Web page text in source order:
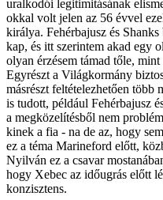
uralkodói legitimitásának
okkal volt jelen az 56 évvel
királya. Fehérbajusz és Shanks
kap, és itt szerintem akad egy
olyan érzésem támad tőle,
Egyrészt a Világkormány
másrészt feltételezhetően több
is tudott, például Fehérbajusz
a megközelítésből nem
kinek a fia - na de az, hogy
ez a téma Marineford előtt,
Nyilván ez a csavar
hogy Xebec az időugrás előtt
konzisztens.